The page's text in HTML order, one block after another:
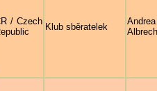
/ Czech
Klub sběratelek
Andrea